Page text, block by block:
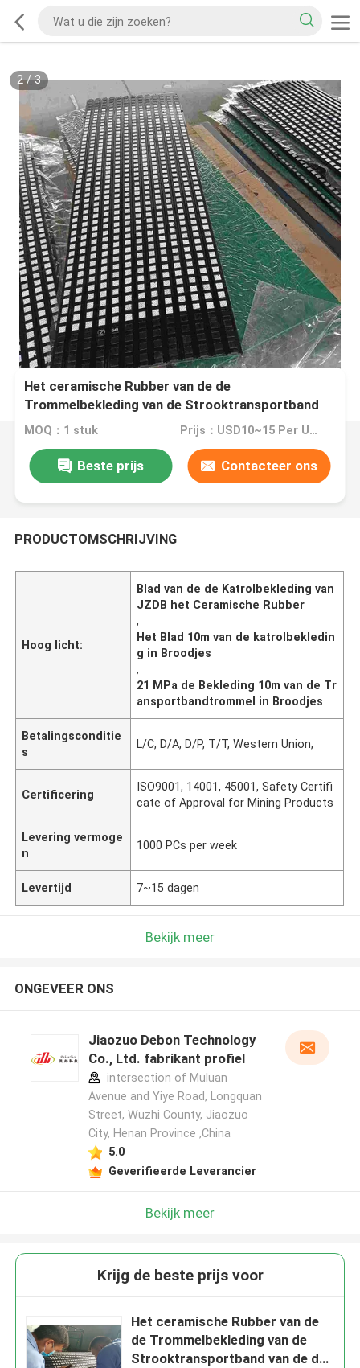
2/3
Het ceramische Rubber van de de
Trommelbekleding van de Strooktransportband
van de de Katrolbekleding Blad 10m in Broodjes
MOQ：1 stuk Prijs：USD10~15 Per Unit
Beste prijs Contacteer ons
PRODUCTOMSCHRIJVING
Hoog licht:
Blad van de de Katrolbekleding van
JZDB het Ceramische Rubber
,
Het Blad 10m van de katrolbekledin
g in Broodjes
,
21 MPa de Bekleding 10m van de Tr
ansportbandtrommel in Broodjes
Betalingsconditie
s
L/C, D/A, D/P, T/T, Western Union,
Certificering
ISO9001, 14001, 45001, Safety Certifi
cate of Approval for Mining Products
Levering vermoge
n
1000 PCs per week
Levertijd 7~15 dagen
Bekijk meer
ONGEVEER ONS
Jiaozuo Debon Technology
Co., Ltd. fabrikant profiel
intersection of Muluan
Avenue and Yiye Road, Longquan
Street, Wuzhi County, Jiaozuo
City, Henan Province ,China
5.0
Geverifieerde Leverancier
Bekijk meer
Krijg de beste prijs voor
Het ceramische Rubber van de
de Trommelbekleding van de
Strooktransportband van de de